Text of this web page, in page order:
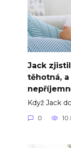
Jack
těhotná,
Když Jack
0